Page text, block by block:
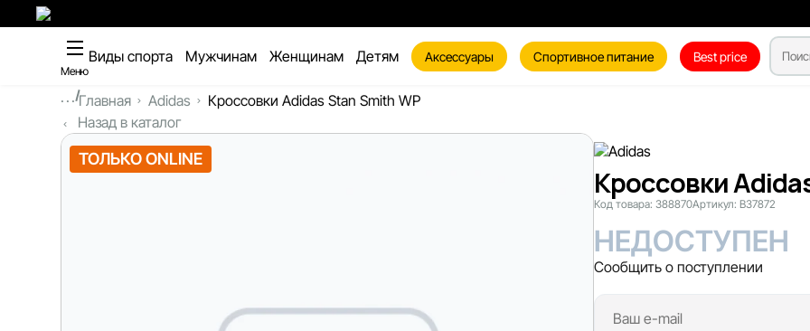
Меню
Виды спорта Мужчинам Женщинам Детям Аксессуары Спортивное питание Best price
...Главная Adidas
Кроссовки Adidas Stan Smith WP
Назад в каталог
ТОЛЬКО ONLINE
Кроссовки
Код товара: 388870Артикул: B37872
НЕДОСТУПЕН
Сообщить о поступлении